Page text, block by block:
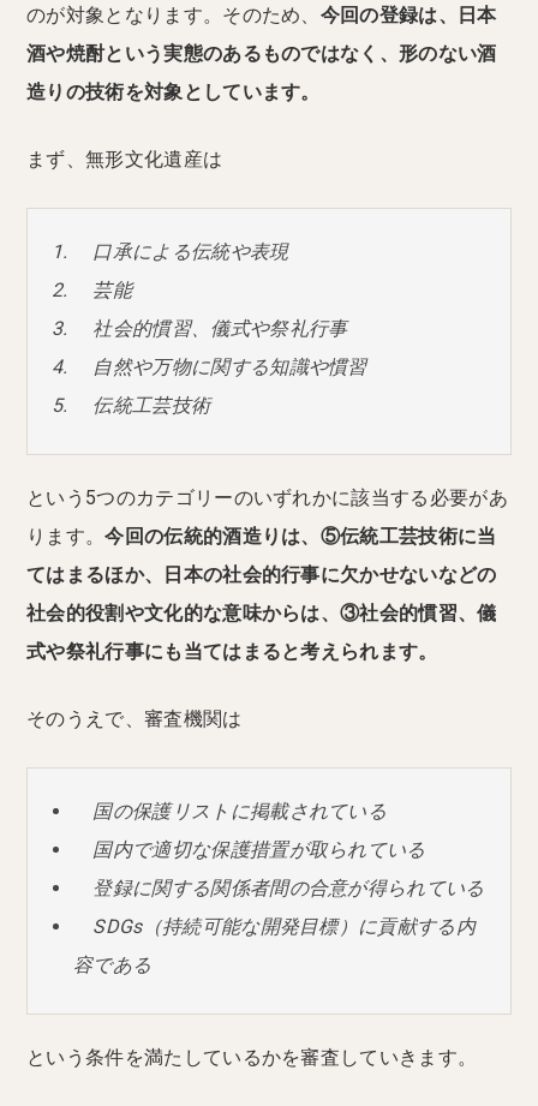
のが対象となります。そのため、 今回の登録は、日本
酒や焼酎という実態のあるものではなく、形のない酒
造りの技術を対象としています。
まず、無形文化遺産は
口承による伝統や表現
芸能
社会的慣習、儀式や祭礼行事
自然や万物に関する知識や慣習
伝統工芸技術
という5つのカテゴリーのいずれかに該当する必要があ
ります。今回の伝統的酒造りは、⑤伝統工芸技術に当
てはまるほか、日本の社会的行事に欠かせないなどの
社会的役割や文化的な意味からは、③社会的慣習、儀
式や祭礼行事にも当てはまると考えられます。
そのうえで、審査機関は
国の保護リストに掲載されている
国内で適切な保護措置が取られている
登録に関する関係者間の合意が得られている
SDGs（持続可能な開発目標）に貢献する内
容である
という条件を満たしているかを審査していきます。